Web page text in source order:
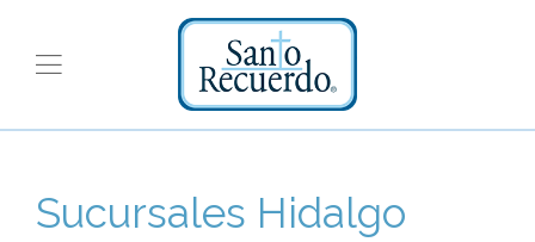
Sucursales Hidalgo